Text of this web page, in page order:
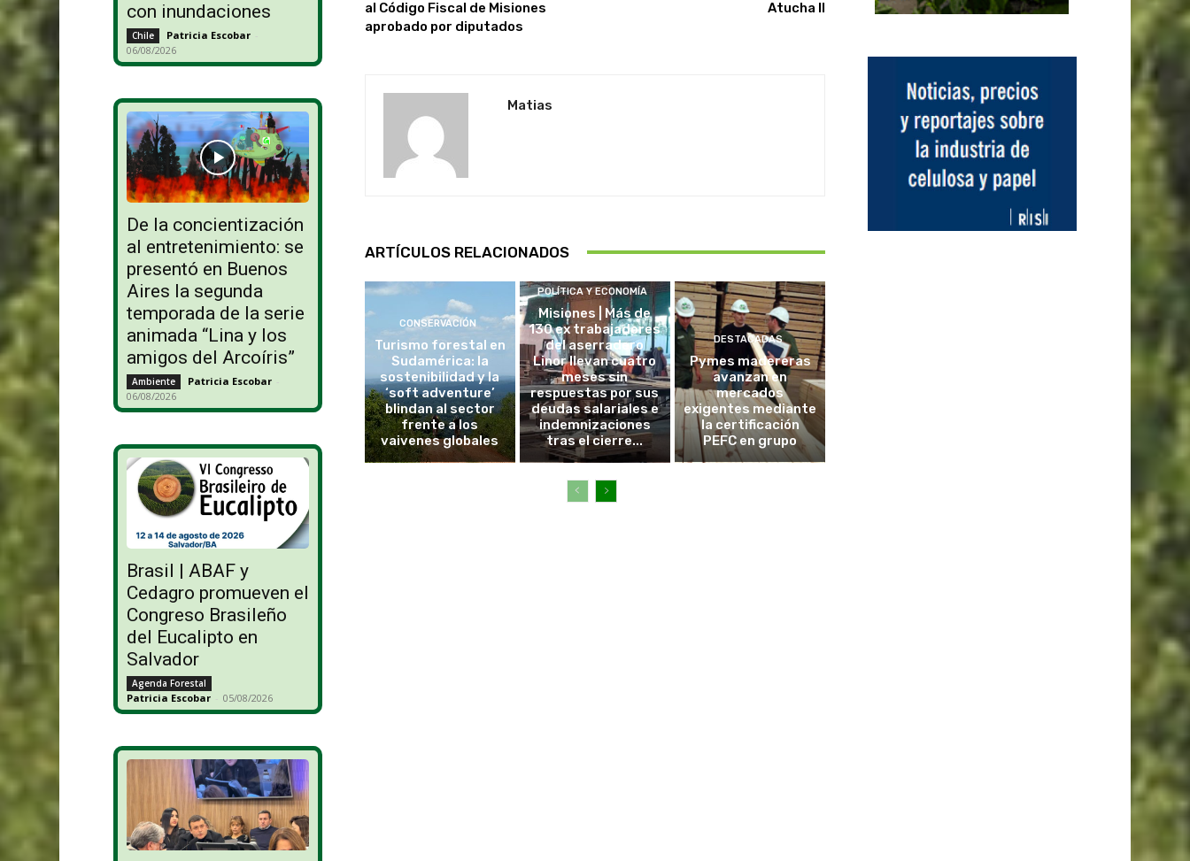
con inundaciones
Chile Patricia Escobar -
06/08/2026
De la concientización
al entretenimiento: se
presentó en Buenos
Aires la segunda
temporada de la serie
animada “Lina y los
amigos del Arcoíris”
Ambiente Patricia Escobar -
06/08/2026
Brasil | ABAF y
Cedagro promueven el
Congreso Brasileño
del Eucalipto en
Salvador
Agenda Forestal
Patricia Escobar - 05/08/2026
al Código Fiscal de Misiones
aprobado por diputados
Atucha II
Matias
ARTÍCULOS RELACIONADOS
CONSERVACIÓN
Turismo forestal en
Sudamérica: la
sostenibilidad y la
‘soft adventure’
blindan al sector
frente a los
vaivenes globales
POLÍTICA Y ECONOMÍA
Misiones | Más de
130 ex trabajadores
del aserradero
Linor llevan cuatro
meses sin
respuestas por sus
deudas salariales e
indemnizaciones
tras el cierre...
DESTACADAS
Pymes madereras
avanzan en
mercados
exigentes mediante
la certificación
PEFC en grupo